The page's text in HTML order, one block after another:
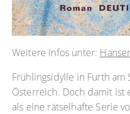
Weitere Infos unter:
Frühlingsidylle in Furth am
Österreich. Doch damit ist
als eine rätselhafte Serie